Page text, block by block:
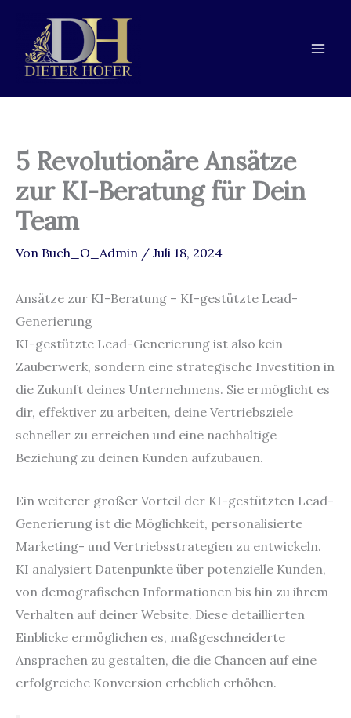
springen
Navigation
springen
springen
5 Revolutionäre Ansätze
zur KI-Beratung für Dein
Team
Von Buch_O_Admin / Juli 18, 2024
Ansätze zur KI-Beratung – KI-gestützte Lead-
Generierung
KI-gestützte Lead-Generierung ist also kein
Zauberwerk, sondern eine strategische Investition in
die Zukunft deines Unternehmens. Sie ermöglicht es
dir, effektiver zu arbeiten, deine Vertriebsziele
schneller zu erreichen und eine nachhaltige
Beziehung zu deinen Kunden aufzubauen.
Ein weiterer großer Vorteil der KI-gestützten Lead-
Generierung ist die Möglichkeit, personalisierte
Marketing- und Vertriebsstrategien zu entwickeln.
KI analysiert Datenpunkte über potenzielle Kunden,
von demografischen Informationen bis hin zu ihrem
Verhalten auf deiner Website. Diese detaillierten
Einblicke ermöglichen es, maßgeschneiderte
Ansprachen zu gestalten, die die Chancen auf eine
erfolgreiche Konversion erheblich erhöhen.